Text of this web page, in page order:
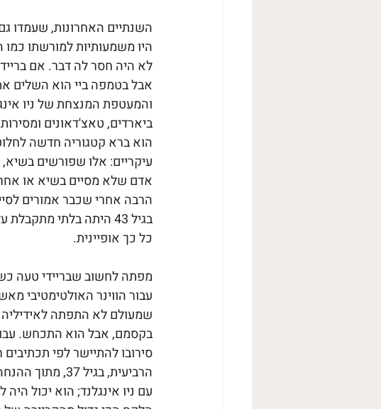
השנתיים האחרונות, שעמדו
היו משמעותיות למורשתו
לא היה חסר לה דבר. אם
אבל בטמפה ביי הוא השלים
והמעטפת המנצחת של ניו
ביארדים, טאצ'דאונים
הוא ברא קטגוריה חדשה
עיקריים: אלו שפורשים
הרבה אחרי שכבר אמורים
בגיל 43 היתה בלתי
כל כך אופיינית.
מפתה לחשוב שבריידי טעה
עבור הווינר האולטימטיבי
שמעולם לא התפתה לאידיליה
בקסמם, אבל הוא התכחש.
סירובו להתיישר לפי
הרביעית,